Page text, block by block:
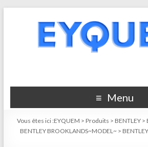
Menu
Vous êtes ici :EYQUEM > Produits > BENTLEY >
BENTLEY BROOKLANDS~MODEL~ >